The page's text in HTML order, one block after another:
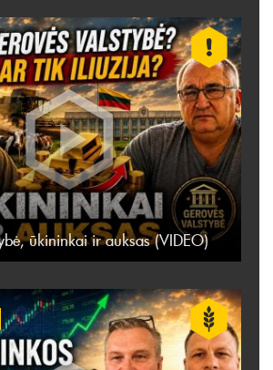
ūkininkai ir auksas (VIDEO)